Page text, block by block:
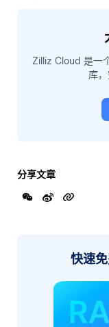
Zilliz Cloud 是一
库
分享文章
快速